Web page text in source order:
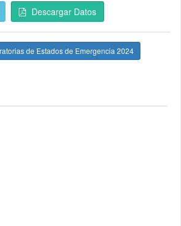
Descargar Datos
de Estados de Emergencia 2024